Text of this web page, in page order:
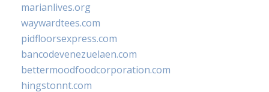
marianlives.org
waywardtees.com
pidfloorsexpress.com
bancodevenezuelaen.com
bettermoodfoodcorporation.com
hingstonnt.com